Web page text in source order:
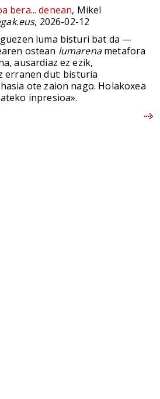
bera... denean, Mikel
, 2026-02-12
luma bisturi bat da —
ostean lumarenametafora
ausardiaz ez ezik,
erranen dut: bisturia
ote zaion nago. Holakoxea
inpresioa».